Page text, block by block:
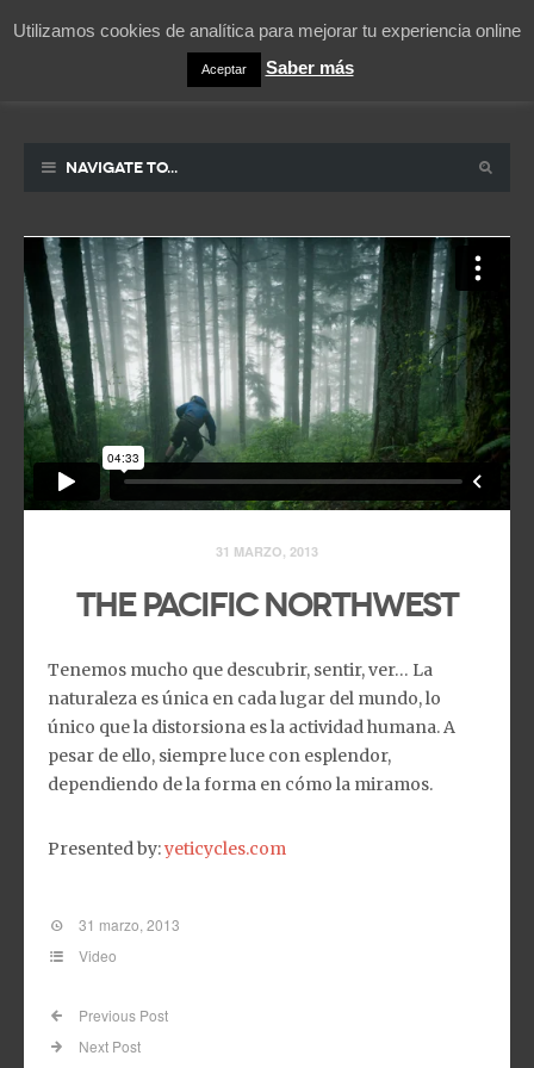
La vida contada en un sueño
Navigate to...
31 MARZO, 2013
The Pacific Northwest
Tenemos mucho que descubrir, sentir, ver… La
naturaleza es única en cada lugar del mundo, lo
único que la distorsiona es la actividad humana. A
pesar de ello, siempre luce con esplendor,
dependiendo de la forma en cómo la miramos.
Presented by:yeticycles.com
31 marzo, 2013
Video
Previous Post
Next Post
Utilizamos cookies de analítica para mejorar tu experiencia online
Aceptar Saber más